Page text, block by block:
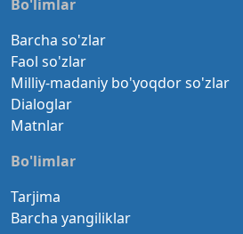
Bo'limlar
Barcha so'zlar
Faol so'zlar
Milliy-madaniy bo'yoqdor so'zlar
Dialoglar
Matnlar
Bo'limlar
Tarjima
Barcha yangiliklar